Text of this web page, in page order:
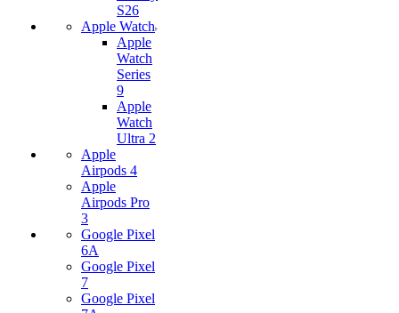
S26
Apple Watch
Apple
Watch
Series
9
Apple
Watch
Ultra 2
Apple
Airpods 4
Apple
Airpods Pro
3
Google Pixel
6A
Google Pixel
7
Google Pixel